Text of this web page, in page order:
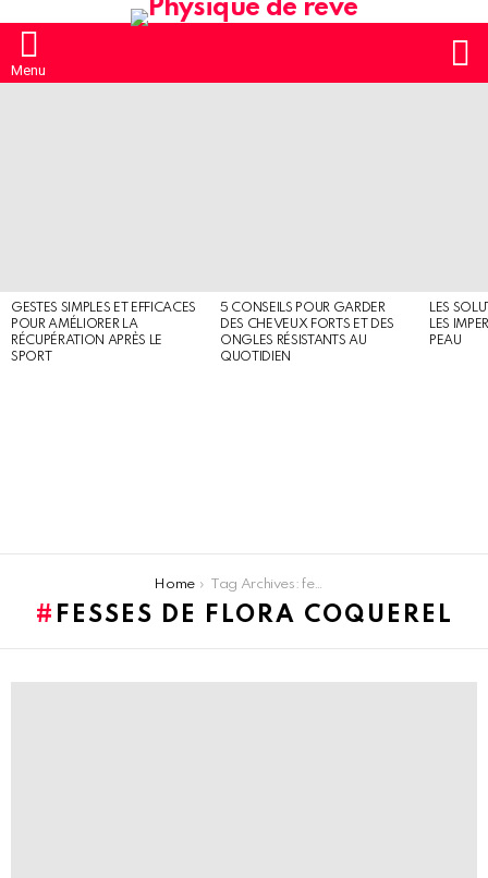
Menu
GESTES SIMPLES ET EFFICACES
POUR AMÉLIORER LA
RÉCUPÉRATION APRÈS LE
SPORT
5 CONSEILS POUR GARDER
DES CHEVEUX FORTS ET DES
ONGLES RÉSISTANTS AU
QUOTIDIEN
LES
LES
PEAU
Home Tag Archives: fesses de Flora Coquerel
FESSES DE FLORA COQUEREL